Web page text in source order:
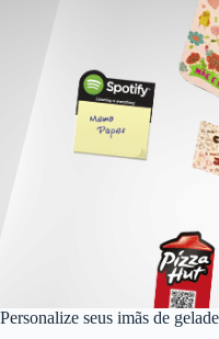
Personalize seus imãs de